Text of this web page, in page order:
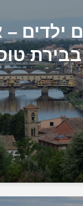
ילדים